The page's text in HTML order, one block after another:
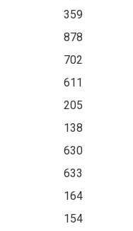
359
878
702
611
205
138
630
633
164
154